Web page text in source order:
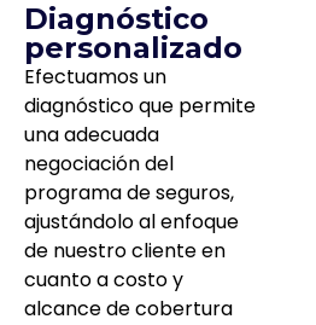
Diagnóstico
personalizado
Efectuamos un
diagnóstico que permite
una adecuada
negociación del
programa de seguros,
ajustándolo al enfoque
de nuestro cliente en
cuanto a costo y
alcance de cobertura